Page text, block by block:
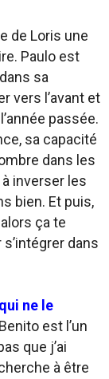
de Loris une
Paulo est
sa
vers l’avant et
passée.
sa capacité
dans les
inverser les
bien. Et puis,
ça te
dans
ne le
est l’un
que j’ai
à être